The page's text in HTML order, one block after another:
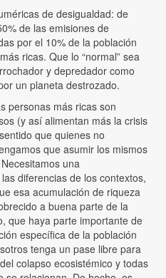
de desigualdad: de
de las emisiones de
por el 10% de la población
ricas. Que lo “normal” sea
y depredador como
un planeta destrozado.
personas más ricas son
(y así alimentan más la crisis
que quienes no
que asumir los mismos
una
diferencias de los contextos,
esa acumulación de riqueza
a buena parte de la
que haya parte importante de
específica de la población
tenga un pase libre para
colapso ecosistémico y todas